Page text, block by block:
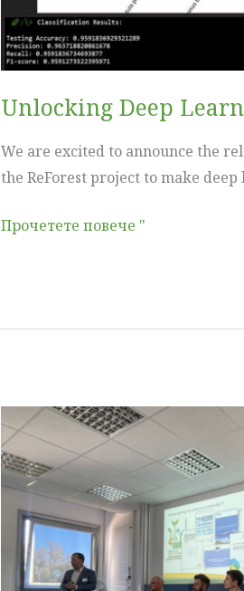
Unlocking Deep
We are excited to announce the
the ReForest project to make
Прочетете повече "
ReForest
на
10-
форум
Agroforstsysteme:
Агролесовъдните